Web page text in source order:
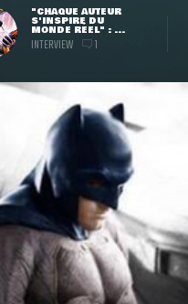
"CHAQUE AUTEUR
S'INSPIRE DU
MONDE RÉEL" : ...
INTERVIEW 1